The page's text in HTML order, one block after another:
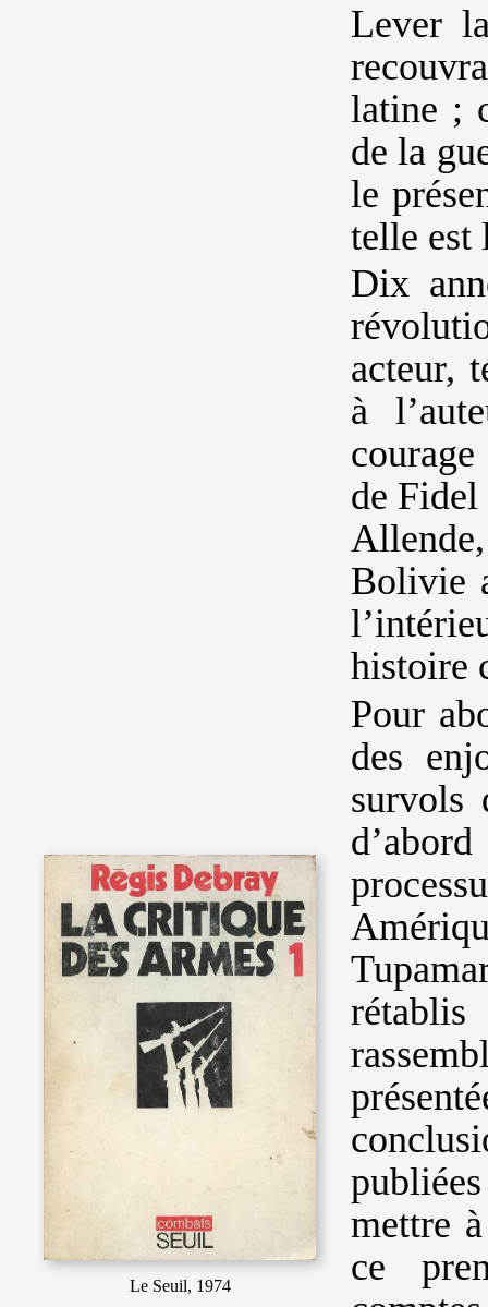
Le Seuil, 1974
Lever
latine ;
de la
le
telle est
Dix
acteur,
à
de Fidel
Bolivie
histoire
Pour
des
survols
mettre
ce